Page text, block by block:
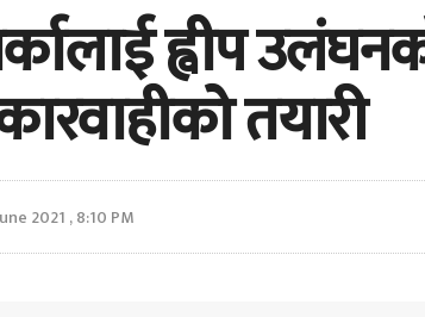
ह्वीप
तयारी
2021 , 8:10 PM